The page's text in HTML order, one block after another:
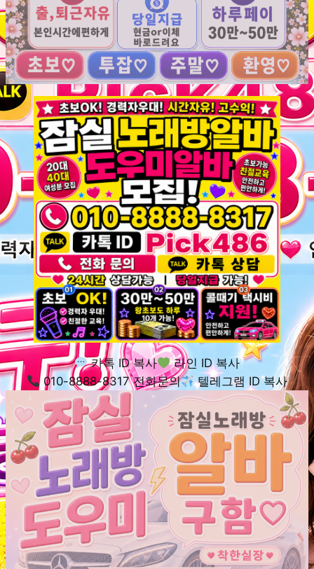
카톡 ID 복사
라인 ID 복사
010-8888-8317 전화문의
텔레그램 ID 복사